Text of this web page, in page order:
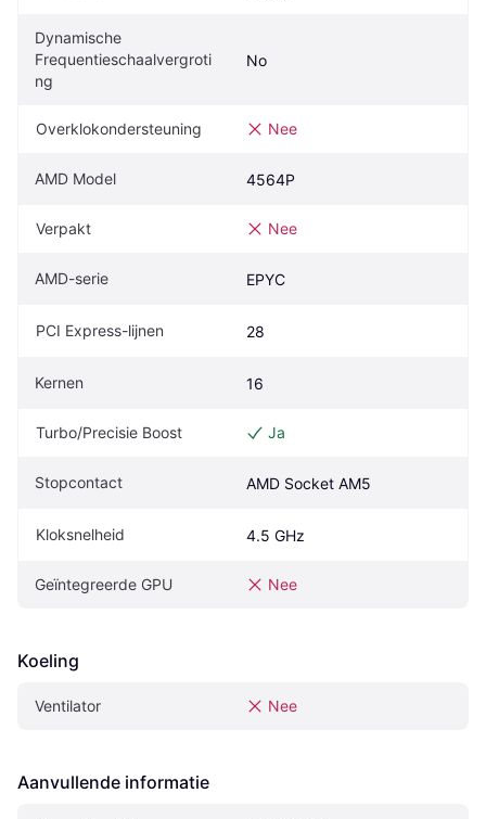
Dynamische
Frequentieschaalvergroti
ng
No
Overklokondersteuning Nee
AMD Model 4564P
Verpakt Nee
AMD-serie EPYC
PCI Express-lijnen 28
Kernen 16
Turbo/Precisie Boost Ja
Stopcontact AMD Socket AM5
Kloksnelheid 4.5 GHz
Geïntegreerde GPU Nee
Koeling
Ventilator Nee
Aanvullende informatie